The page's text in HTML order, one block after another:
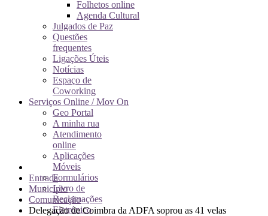
Folhetos online
Agenda Cultural
Julgados de Paz
Questões
frequentes
Ligações Úteis
Notícias
Espaço de
Coworking
Serviços Online / Mov On
Geo Portal
A minha rua
Atendimento
online
Aplicações
Móveis
Formulários
Livro de
Reclamações
Eletrónico
Entrada
Município
Comunicação
Delegação de Coimbra da ADFA soprou as 41 velas